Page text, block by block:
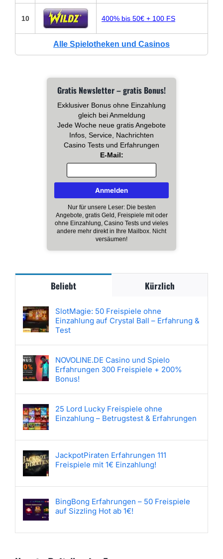
10 400% bis 50€ + 100 FS
Alle Spielotheken und Casinos
Gratis Newsletter – gratis Bonus!
Exklusiver Bonus ohne Einzahlung
gleich bei Anmeldung
Jede Woche neue gratis Angebote
Infos, Service, Nachrichten
Casino Tests und Erfahrungen
E-Mail:
Nur für unsere Leser: Die besten
Angebote, gratis Geld, Freispiele mit oder
ohne Einzahlung, Casino Tests und vieles
andere mehr direkt in Ihre Mailbox. Nicht
versäumen!
Beliebt Kürzlich
SlotMagie: 50 Freispiele ohne
Einzahlung auf Crystal Ball – Erfahrung &
Test
NOVOLINE.DE Casino und Spielo
Erfahrungen 300 Freispiele + 200%
Bonus!
25 Lord Lucky Freispiele ohne
Einzahlung – Betrugstest & Erfahrungen
JackpotPiraten Erfahrungen 111
Freispiele mit 1€ Einzahlung!
BingBong Erfahrungen – 50 Freispiele
auf Sizzling Hot ab 1€!